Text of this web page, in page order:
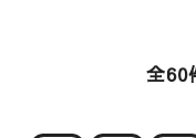
全60